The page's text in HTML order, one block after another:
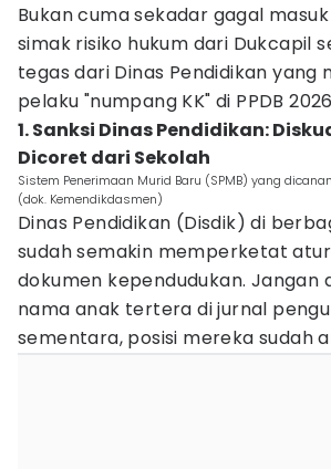
Bukan cuma sekadar gagal
simak risiko hukum dari Dukcapil
tegas dari Dinas Pendidikan yang
pelaku "numpang KK" di PPDB
1. Sanksi Dinas Pendidikan:
Dicoret dari Sekolah
Sistem Penerimaan Murid Baru (SPMB) yang
(dok. Kemendikdasmen)
Dinas Pendidikan (Disdik) di
sudah semakin memperketat
dokumen kependudukan. Jangan
nama anak tertera di jurnal
sementara, posisi mereka sudah